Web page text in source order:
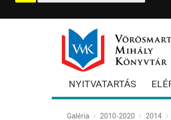
NYITVATARTÁS
Galéria 2010-2020 2014